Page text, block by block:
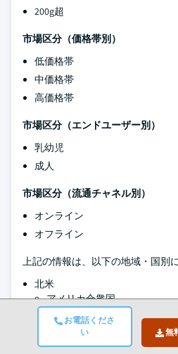
お電話くださ
い
無
200g超
市場区分（価格帯別）
低価格帯
中価格帯
高価格帯
市場区分（エンドユーザー別）
乳幼児
成人
市場区分（流通チャネル別）
オンライン
オフライン
上記の情報は、以下の地域・国別
北米
アメリカ合衆国
カナダ
ドイツ